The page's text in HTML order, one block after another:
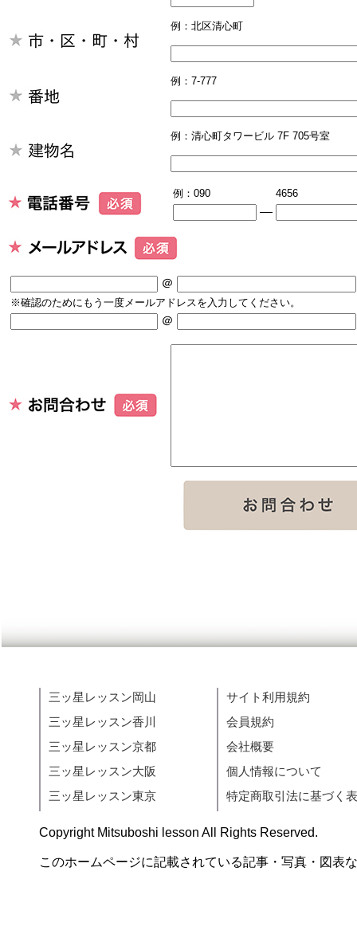
例：北区清心町
例：7-777
例：清心町タワービル 7F 705号室
例：090 4656
―
＠
※確認のためにもう一度メールアドレスを入力してください。
＠
三ッ星レッスン岡山
三ッ星レッスン香川
三ッ星レッスン京都
三ッ星レッスン大阪
三ッ星レッスン東京
サイト利用規約
会員規約
会社概要
個人情報について
特定商取引法に基づく
Copyright Mitsuboshi lesson All Rights Reserved.
このホームページに記載されている記事・写真・図表